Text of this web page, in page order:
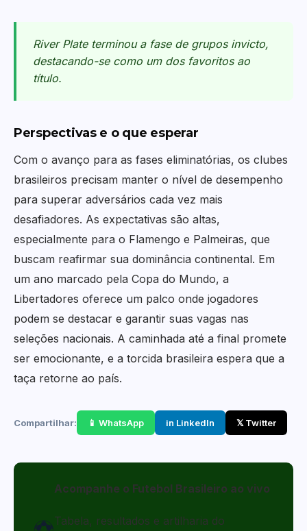
River Plate terminou a fase de grupos invicto,
destacando-se como um dos favoritos ao
título.
Perspectivas e o que esperar
Com o avanço para as fases eliminatórias, os clubes
brasileiros precisam manter o nível de desempenho
para superar adversários cada vez mais
desafiadores. As expectativas são altas,
especialmente para o Flamengo e Palmeiras, que
buscam reafirmar sua dominância continental. Em
um ano marcado pela Copa do Mundo, a
Libertadores oferece um palco onde jogadores
podem se destacar e garantir suas vagas nas
seleções nacionais. A caminhada até a final promete
ser emocionante, e a torcida brasileira espera que a
taça retorne ao país.
Compartilhar: 📱 WhatsApp in LinkedIn 𝕏 Twitter
Acompanhe o Futebol Brasileiro ao vivo
Tabela, resultados e artilharia do